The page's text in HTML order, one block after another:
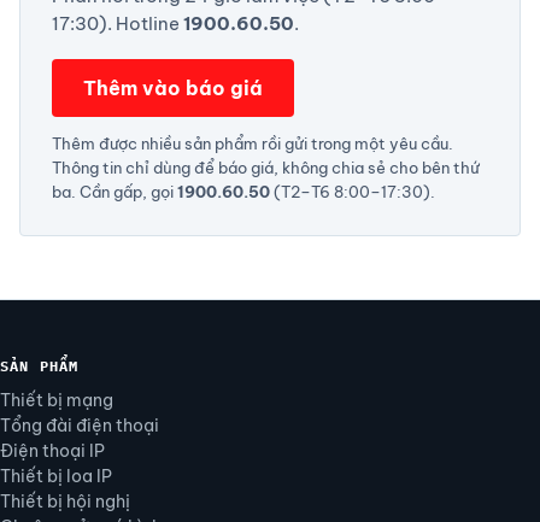
17:30). Hotline 1900.60.50.
Thêm vào báo giá
Thêm được nhiều sản phẩm rồi gửi trong một yêu cầu.
Thông tin chỉ dùng để báo giá, không chia sẻ cho bên thứ
ba. Cần gấp, gọi1900.60.50(T2–T6 8:00–17:30).
SẢN PHẨM
Thiết bị mạng
Tổng đài điện thoại
Điện thoại IP
Thiết bị loa IP
Thiết bị hội nghị